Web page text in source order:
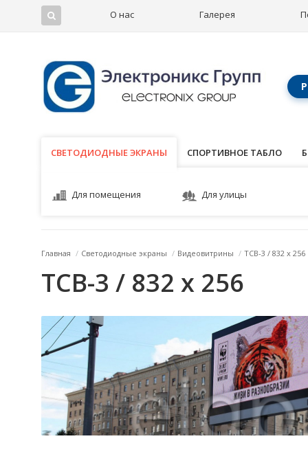
О нас Галерея
СВЕТОДИОДНЫЕ ЭКРАНЫ
СВЕТОДИОДНЫЕ ЭКРАНЫ СПОРТИВНОЕ ТАБЛО
Для помещения Для улицы
Главная / Светодиодные экраны / Видеовитрины / ТСВ-3 / 832 x 256
ТСВ-3 / 832 x 256